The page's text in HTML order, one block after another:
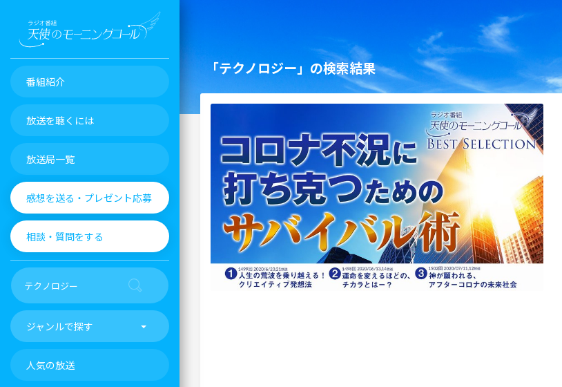
番組紹介
放送を聴くには
放送局一覧
感想を送る・プレゼント応募
相談・質問をする
ジャンルで探す
人気の放送
「テクノロジー」の検索結果